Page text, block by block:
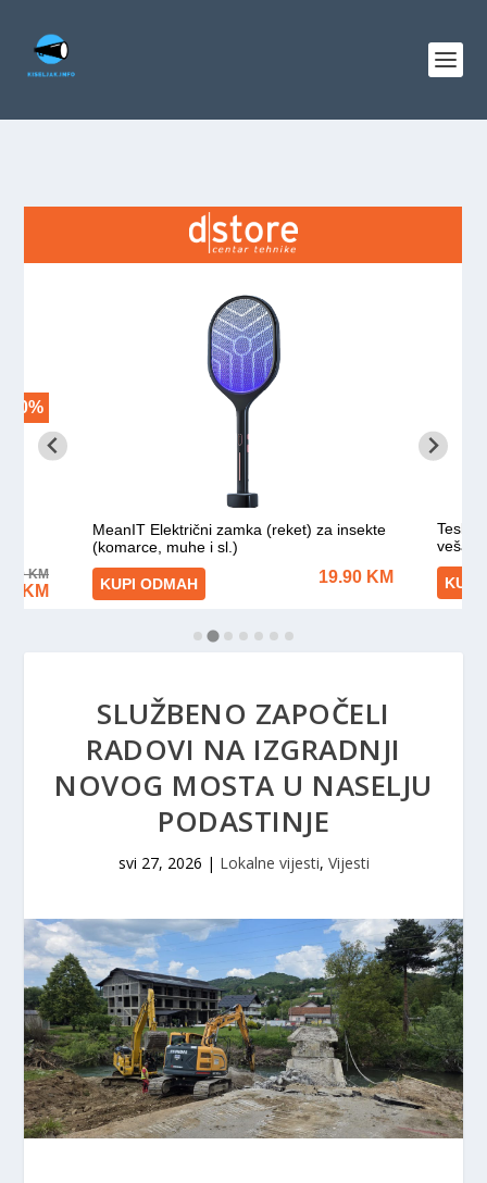
SLUŽBENO ZAPOČELI
RADOVI NA IZGRADNJI
NOVOG MOSTA U NASELJU
PODASTINJE
svi 27, 2026 | Lokalne vijesti, Vijesti